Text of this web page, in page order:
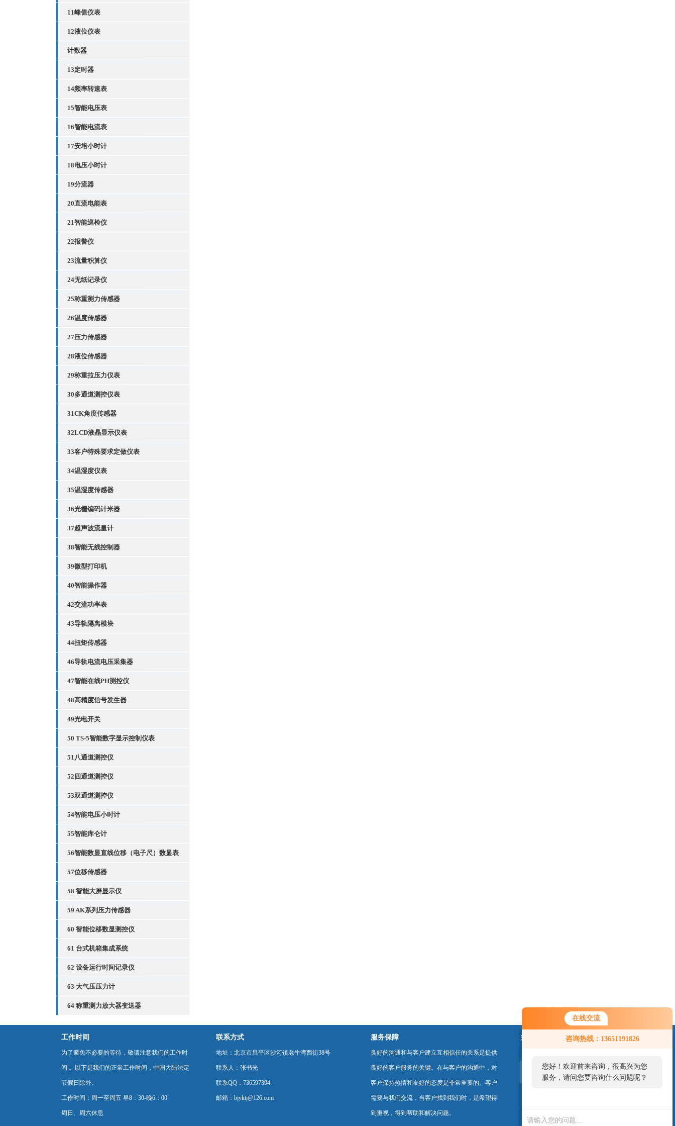
在线交流
咨询热线：13651191826
您好！欢迎前来咨询，很高兴为您
服务，请问您要咨询什么问题呢？
11峰值仪表
12液位仪表
计数器
13定时器
14频率转速表
15智能电压表
16智能电流表
17安培小时计
18电压小时计
19分流器
20直流电能表
21智能巡检仪
22报警仪
23流量积算仪
24无纸记录仪
25称重测力传感器
26温度传感器
27压力传感器
28液位传感器
29称重拉压力仪表
30多通道测控仪表
31CK角度传感器
32LCD液晶显示仪表
33客户特殊要求定做仪表
34温湿度仪表
35温湿度传感器
36光栅编码计米器
37超声波流量计
38智能无线控制器
39微型打印机
40智能操作器
42交流功率表
43导轨隔离模块
44扭矩传感器
46导轨电流电压采集器
47智能在线PH测控仪
48高精度信号发生器
49光电开关
50 TS-5智能数字显示控制仪表
51八通道测控仪
52四通道测控仪
53双通道测控仪
54智能电压小时计
55智能库仑计
56智能数显直线位移（电子尺）数显表
57位移传感器
58 智能大屏显示仪
59 AK系列压力传感器
60 智能位移数显测控仪
61 台式机箱集成系统
62 设备运行时间记录仪
63 大气压压力计
64 称重测力放大器变送器
工作时间
为了避免不必要的等待，敬请注意我们的工作时
间 。以下是我们的正常工作时间，中国大陆法定
节假日除外。
工作时间：周一至周五 早8：30-晚6：00
周日、周六休息
联系方式
地址：北京市昌平区沙河镇老牛湾西街38号
联系人：张书光
联系QQ：736597394
邮箱：bjyktj@126.com
服务保障
良好的沟通和与客户建立互相信任的关系是提供
良好的客户服务的关键。在与客户的沟通中，对
客户保持热情和友好的态度是非常重要的。客户
需要与我们交流，当客户找到我们时，是希望得
到重视，得到帮助和解决问题。
关注我们